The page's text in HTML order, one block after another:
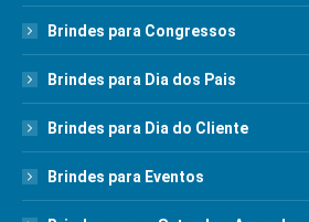
Brindes para Congressos
Brindes para Dia dos Pais
Brindes para Dia do Cliente
Brindes para Eventos